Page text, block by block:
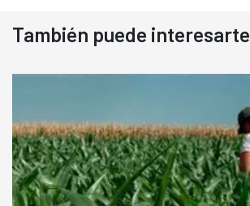
También puede interesarte